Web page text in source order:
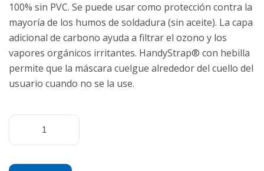
100% sin PVC. Se puede usar como protección contra la
mayoría de los humos de soldadura (sin aceite). La capa
adicional de carbono ayuda a filtrar el ozono y los
vapores orgánicos irritantes. HandyStrap® con hebilla
permite que la máscara cuelgue alrededor del cuello del
usuario cuando no se la use.